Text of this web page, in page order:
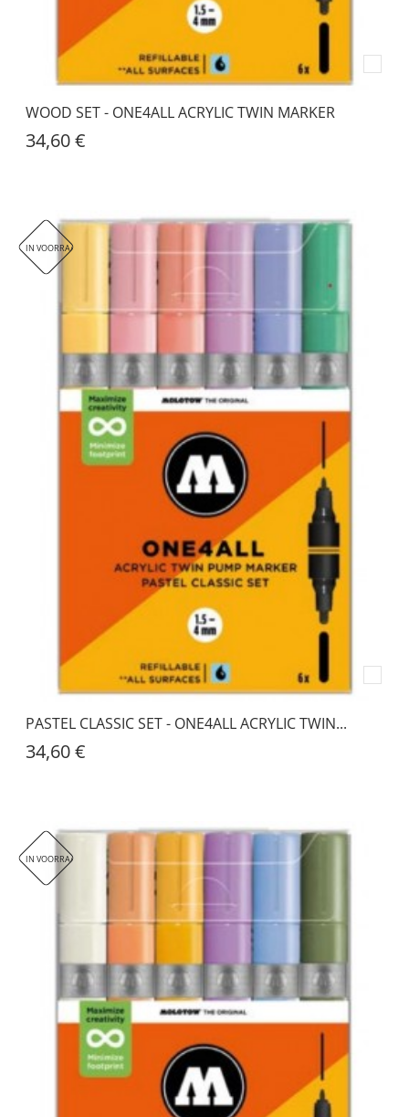
WOOD SET - ONE4ALL ACRYLIC TWIN MARKER
34,60 €
IN VOORRAAD
PASTEL CLASSIC SET - ONE4ALL ACRYLIC TWIN...
34,60 €
IN VOORRAAD